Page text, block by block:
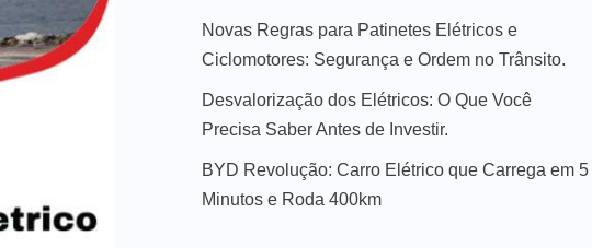
Novas Regras para Patinetes Elétricos e
Ciclomotores: Segurança e Ordem no Trânsito.
Desvalorização dos Elétricos: O Que Você
Precisa Saber Antes de Investir.
BYD Revolução: Carro Elétrico que Carrega em 5
Minutos e Roda 400km